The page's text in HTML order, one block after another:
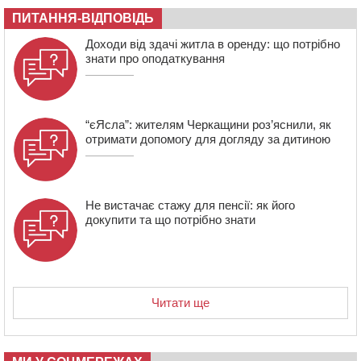
Мокрокалигірського психоневрологічного інтернату
07:23 Уманські міграційники видворили з країни грузина,
який відсидів термін у колонії
ПИТАННЯ-ВІДПОВІДЬ
Доходи від здачі житла в оренду: що потрібно
знати про оподаткування
“єЯсла”: жителям Черкащини роз’яснили, як
отримати допомогу для догляду за дитиною
Не вистачає стажу для пенсії: як його
докупити та що потрібно знати
Читати ще